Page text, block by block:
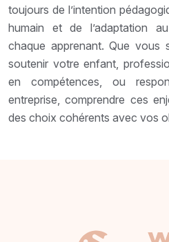
toujours de l’intention
humain et de l’adaptation
chaque apprenant. Que vous
soutenir votre enfant,
en compétences, ou
entreprise, comprendre ces
des choix cohérents avec vos